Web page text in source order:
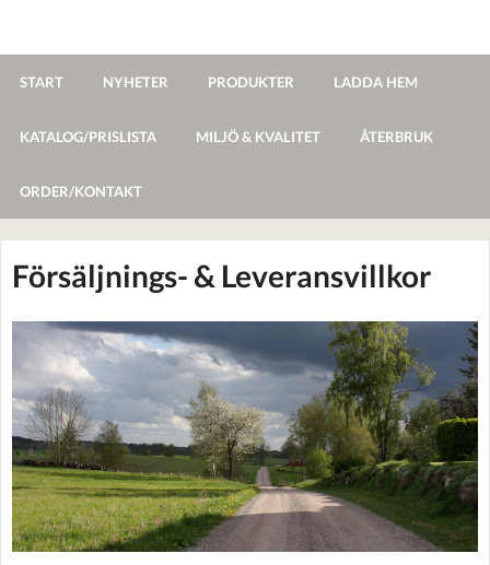
START NYHETER PRODUKTER LADDA HEM
KATALOG/PRISLISTA MILJÖ & KVALITET ÅTERBRUK
ORDER/KONTAKT
Försäljnings- & Leveransvillkor